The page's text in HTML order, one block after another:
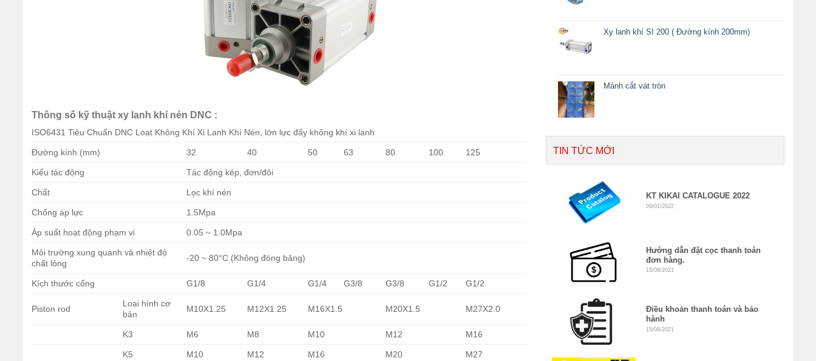
Thông số kỹ thuật xy lanh khí nén DNC :
ISO6431 Tiêu Chuẩn DNC Loạt Không Khí Xi Lanh Khí Nén, lớn lực đẩy không khí xi lanh
Đường kính (mm) 32 40 50 63 80 100 125
Kiểu tác động Tác động kép, đơn/đôi
Chất Lọc khí nén
Chống áp lực 1.5Mpa
Áp suất hoạt động phạm vi 0.05 ~ 1.0Mpa
Môi trường xung quanh và nhiệt độ
chất lỏng
-20 ~ 80°C (Không đóng băng)
Kích thước cổng G1/8 G1/4 G1/4 G3/8 G3/8 G1/2 G1/2
Piston rod
Loại hình cơ
bản
M10X1.25 M12X1.25 M16X1.5 M20X1.5 M27X2.0
K3 M6 M8 M10 M12 M16
K5 M10 M12 M16 M20 M27
Xy lanh khí SI 200 ( Đường kính 200mm)
Mảnh cắt vát tròn
TIN TỨC MỚI
KT KIKAI CATALOGUE 2022
09/01/2022
Hướng dẫn đặt cọc thanh toán
đơn hàng.
15/08/2021
Điều khoản thanh toán và bảo
hành
15/08/2021